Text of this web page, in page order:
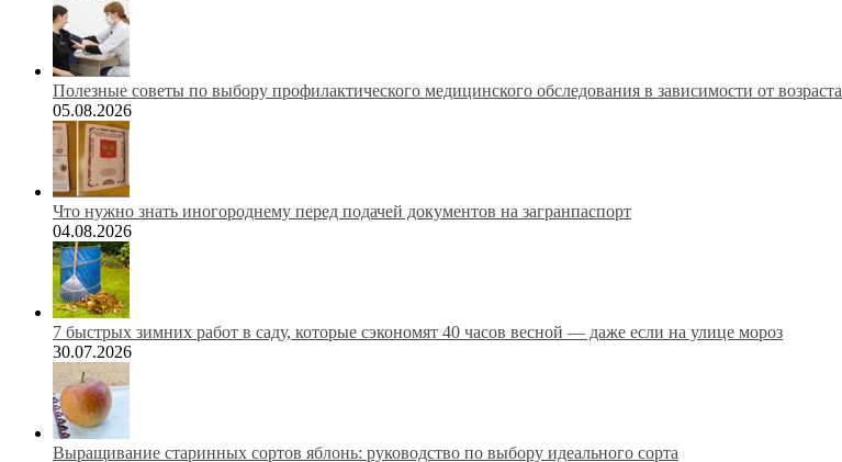
Полезные советы по выбору профилактического медицинского обследования в зависимости от возраста
05.08.2026
Что нужно знать иногороднему перед подачей документов на загранпаспорт
04.08.2026
7 быстрых зимних работ в саду, которые сэкономят 40 часов весной — даже если на улице мороз
30.07.2026
Выращивание старинных сортов яблонь: руководство по выбору идеального сорта